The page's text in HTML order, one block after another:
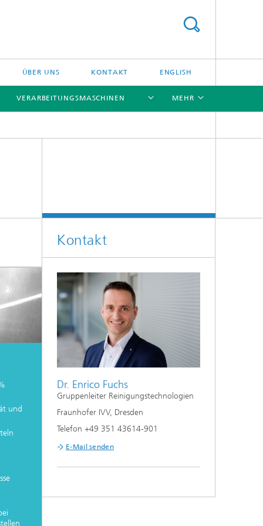
ÜBER UNS KONTAKT ENGLISH
VERARBEITUNGSMASCHINEN MEHR
und
Kontakt
Dr. Enrico Fuchs
Gruppenleiter Reinigungstechnologien
Fraunhofer IVV, Dresden
Telefon +49 351 43614-901
E-Mail senden